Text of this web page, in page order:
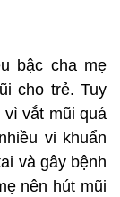
bậc cha mẹ
cho trẻ. Tuy
vì vắt mũi quá
vi khuẩn
và gây bệnh
nên hút mũi